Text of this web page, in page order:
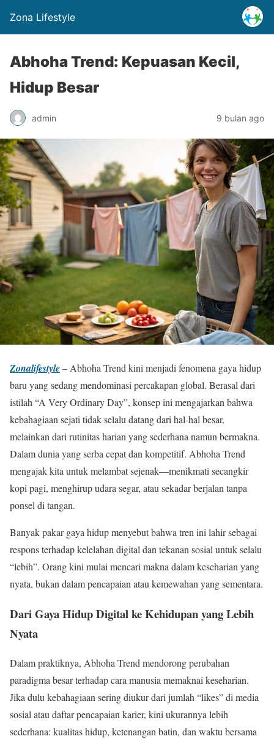
Zona Lifestyle
Abhoha Trend: Kepuasan Kecil,
Hidup Besar
admin 9 bulan ago
Zonalifestyle– Abhoha Trend kini menjadi fenomena gaya hidup
baru yang sedang mendominasi percakapan global. Berasal dari
istilah “A Very Ordinary Day”, konsep ini mengajarkan bahwa
kebahagiaan sejati tidak selalu datang dari hal-hal besar,
melainkan dari rutinitas harian yang sederhana namun bermakna.
Dalam dunia yang serba cepat dan kompetitif. Abhoha Trend
mengajak kita untuk melambat sejenak—menikmati secangkir
kopi pagi, menghirup udara segar, atau sekadar berjalan tanpa
ponsel di tangan.
Banyak pakar gaya hidup menyebut bahwa tren ini lahir sebagai
respons terhadap kelelahan digital dan tekanan sosial untuk selalu
“lebih”. Orang kini mulai mencari makna dalam keseharian yang
nyata, bukan dalam pencapaian atau kemewahan yang sementara.
Dari Gaya Hidup Digital ke Kehidupan yang Lebih
Nyata
Dalam praktiknya, Abhoha Trend mendorong perubahan
paradigma besar terhadap cara manusia memaknai keseharian.
Jika dulu kebahagiaan sering diukur dari jumlah “likes” di media
sosial atau daftar pencapaian karier, kini ukurannya lebih
sederhana: kualitas hidup, ketenangan batin, dan waktu bersama